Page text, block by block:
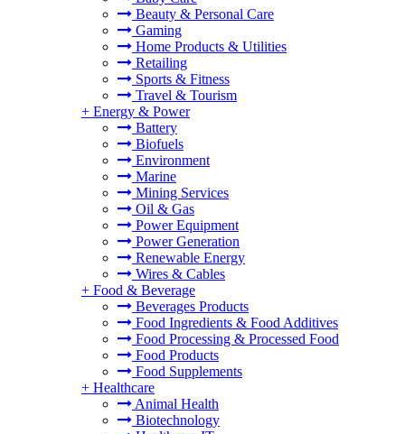
Beauty & Personal Care
Gaming
Home Products & Utilities
Retailing
Sports & Fitness
Travel & Tourism
+ Energy & Power
Battery
Biofuels
Environment
Marine
Mining Services
Oil & Gas
Power Equipment
Power Generation
Renewable Energy
Wires & Cables
+ Food & Beverage
Beverages Products
Food Ingredients & Food Additives
Food Processing & Processed Food
Food Products
Food Supplements
+ Healthcare
Animal Health
Biotechnology